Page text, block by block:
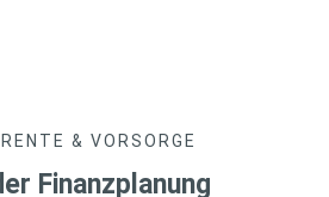
RENTE & VORSORGE
Finanzplanung